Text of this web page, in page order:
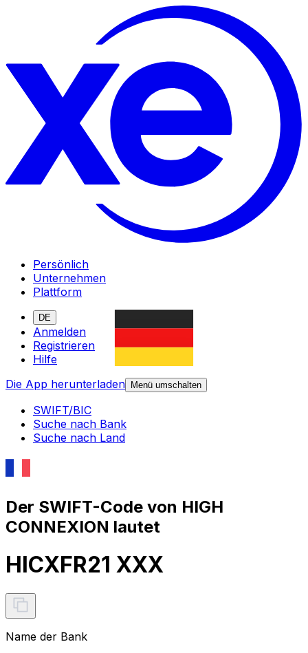
Persönlich
Unternehmen
Plattform
DE
Anmelden
Registrieren
Hilfe
Die App herunterladen
Menü umschalten
SWIFT/BIC
Suche nach Bank
Suche nach Land
Der SWIFT-Code von HIGH
CONNEXION lautet
HICXFR21 XXX
Name der Bank